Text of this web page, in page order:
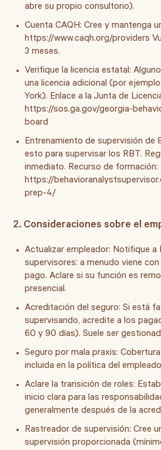
abre su propio consultorio).
Cuenta CAQH: Cree y mantenga
https://www.caqh.org/providers
3 meses.
Verifique la licencia estatal:
una licencia adicional (por
York). Enlace a la Junta de
https://sos.ga.gov/georgia-
board
Entrenamiento de supervisión de
esto para supervisar los RBT.
inmediato. Recurso de formación:
https://
prep-4/
2. Consideraciones sobre el
Actualizar empleador: Notifique a
supervisores: a menudo viene
pago. Aclare si su función es
presencial.
Acreditación del seguro: Si está
supervisando, acredite a los
60 y 90 días). Suele ser
Seguro por mala praxis:
incluida en la política del
Aclare la transición de roles:
inicio clara para las
generalmente después de la
Rastreador de supervisión: Cree
supervisión proporcionada